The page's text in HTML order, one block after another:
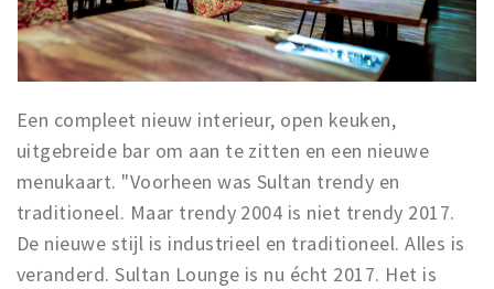
Bezienswaardigheden
Musea, theaters & podia
Studentenroutes
Natuurgebieden
Party pics
Eten
Drinken
Een compleet nieuw interieur, open keuken,
uitgebreide bar om aan te zitten en een nieuwe
menukaart. "Voorheen was Sultan trendy en
traditioneel. Maar trendy 2004 is niet trendy 2017.
De nieuwe stijl is industrieel en traditioneel. Alles is
veranderd. Sultan Lounge is nu écht 2017. Het is